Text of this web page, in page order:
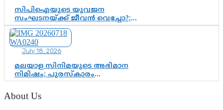
സിപിഐയുടെ യുവജന
സംഘടനയ്ക്ക് ജീവൻ വെച്ചോ?;
ജിസ്മോന്റെ വിമർശനം രാഷ്ട്രീയ
ഇരട്ടത്താപ്പെന്ന് ചർച്ച
July 18, 2026
മലയാള സിനിമയുടെ അഭിമാന
നിമിഷം; പുരസ്‌കാരം
ആഘോഷമാകട്ടെ, മികവ് ശീലമാകട്ടെ
About Us